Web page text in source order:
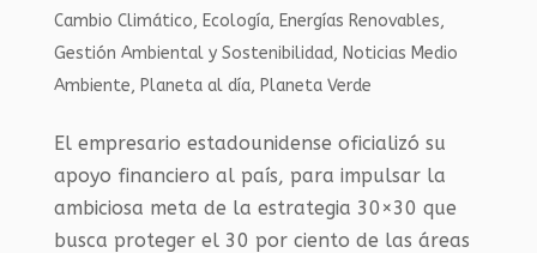
Cambio Climático, Ecología, Energías Renovables,
Gestión Ambiental y Sostenibilidad, Noticias Medio
Ambiente, Planeta al día, Planeta Verde
El empresario estadounidense oficializó su
apoyo financiero al país, para impulsar la
ambiciosa meta de la estrategia 30×30 que
busca proteger el 30 por ciento de las áreas